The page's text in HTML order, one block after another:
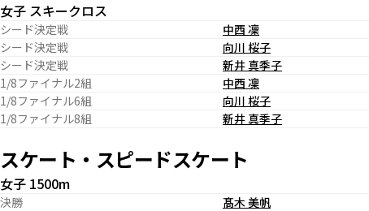
女子 スキークロス
シード決定戦 中西 凜
シード決定戦
向川 桜子
シード決定戦
新井 真季子
1/8ファイナル2組
中西 凜
1/8ファイナル6組
向川 桜子
1/8ファイナル8組
新井 真季子
スケート・スピードスケート
女子 1500m
決勝 髙木 美帆